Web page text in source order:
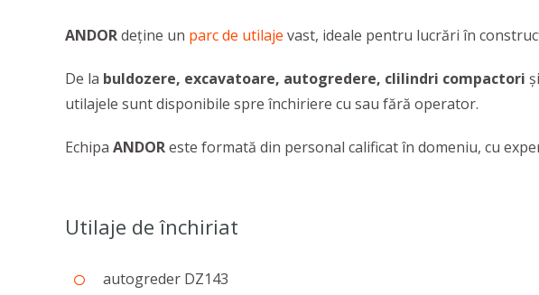
ANDORdeține un parc de utilaje vast, ideale pentru lucrări în
De la buldozere, excavatoare, autogredere, clilindri compactori și
utilajele sunt disponibile spre închiriere cu sau fără operator.
Echipa ANDOReste formată din personal calificat în domeniu, cu
Utilaje de închiriat
autogreder DZ143